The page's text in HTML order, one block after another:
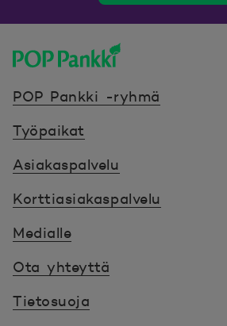
POP Pankki -ryhmä
Työpaikat
Asiakaspalvelu
Korttiasiakaspalvelu
Medialle
Ota yhteyttä
Tietosuoja